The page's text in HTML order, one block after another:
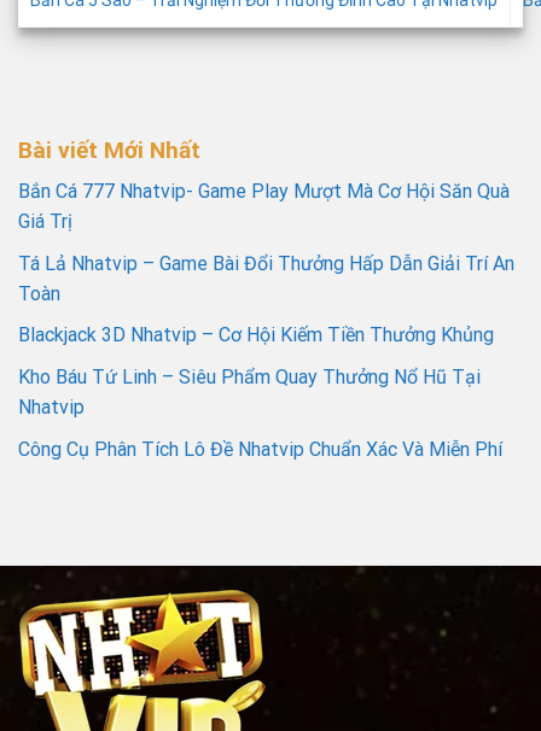
Bài viết Mới Nhất
Bắn Cá 777 Nhatvip- Game Play Mượt Mà Cơ Hội Săn Quà
Giá Trị
Tá Lả Nhatvip – Game Bài Đổi Thưởng Hấp Dẫn Giải Trí An
Toàn
Blackjack 3D Nhatvip – Cơ Hội Kiếm Tiền Thưởng Khủng
Kho Báu Tứ Linh – Siêu Phẩm Quay Thưởng Nổ Hũ Tại
Nhatvip
Công Cụ Phân Tích Lô Đề Nhatvip Chuẩn Xác Và Miễn Phí